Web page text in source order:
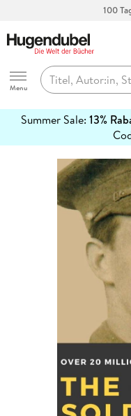
Hugendubel
Menu
Summer Sale: 13%
erfahren